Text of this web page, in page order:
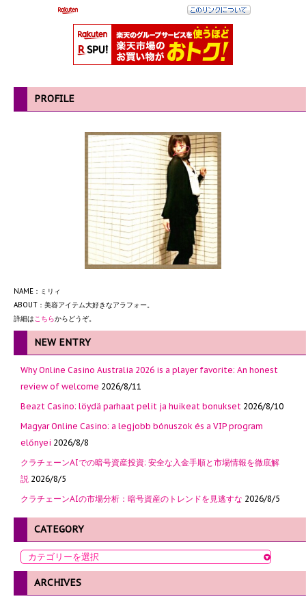
PROFILE
NAME：ミリィ
ABOUT：美容アイテム大好きなアラフォー。
詳細はこちらからどうぞ。
NEW ENTRY
Why Online Casino Australia 2026 is a player favorite: An honest
review of welcome 2026/8/11
Beazt Casino: löydä parhaat pelit ja huikeat bonukset 2026/8/10
Magyar Online Casino: a legjobb bónuszok és a VIP program
előnyei 2026/8/8
クラチェーンAIでの暗号資産投資: 安全な入金手順と市場情報を徹底解
説 2026/8/5
クラチェーンAIの市場分析：暗号資産のトレンドを見逃すな 2026/8/5
CATEGORY
ARCHIVES